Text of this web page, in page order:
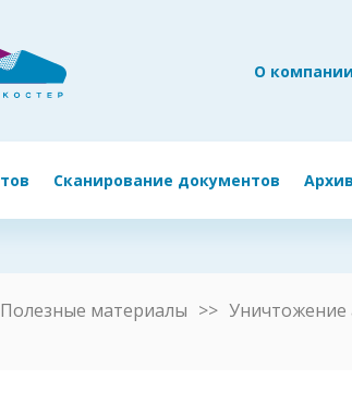
О компании
Сканирование документов
Полезные материалы Уничтожение